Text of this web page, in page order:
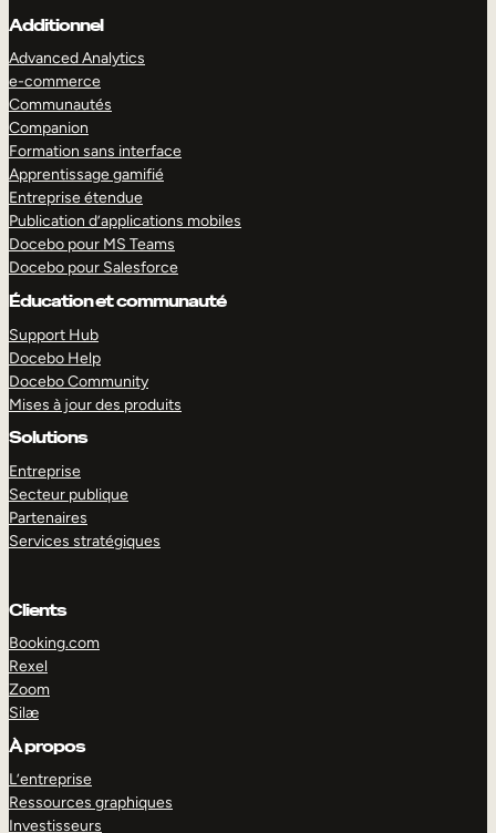
Additionnel
Advanced Analytics
e-commerce
Communautés
Companion
Formation sans interface
Apprentissage gamifié
Entreprise étendue
Publication d’applications mobiles
Docebo pour MS Teams
Docebo pour Salesforce
Éducation et communauté
Support Hub
Docebo Help
Docebo Community
Mises à jour des produits
Solutions
Entreprise
Secteur publique
Partenaires
Services stratégiques
Clients
Booking.com
Rexel
Zoom
Silæ
À propos
L’entreprise
Ressources graphiques
Investisseurs